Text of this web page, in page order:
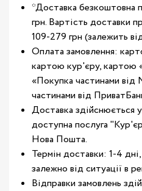
*Доставка безкоштовна
грн. Вартість доставки
109-279 грн (залежить від
Оплата замовлення:
картою кур'єру, картою
«Покупка частинами
частинами від
Доставка здійснюється
доступна послуга
Нова Пошта.
Термін доставки: 1-4
залежно від ситуації в
Відправки замовлень